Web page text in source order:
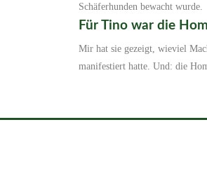
Schäferhunden bewacht wurde.
Für Tino war die
Mir hat sie gezeigt, wieviel
manifestiert hatte. Und: die